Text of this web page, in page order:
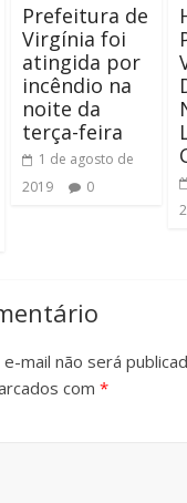
Prefeitura de
Virgínia foi
atingida por
incêndio na
noite da
terça-feira
1 de agosto de
2019
0
mail não será
com*